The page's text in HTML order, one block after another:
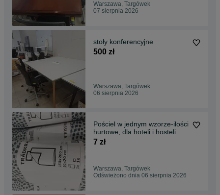
Warszawa, Targówek
07 sierpnia 2026
stoły konferencyjne
500 zł
Warszawa, Targówek
06 sierpnia 2026
Pościel w jednym wzorze-ilości
hurtowe, dla hoteli i hosteli
7 zł
Warszawa, Targówek
Odświeżono dnia 06 sierpnia 2026